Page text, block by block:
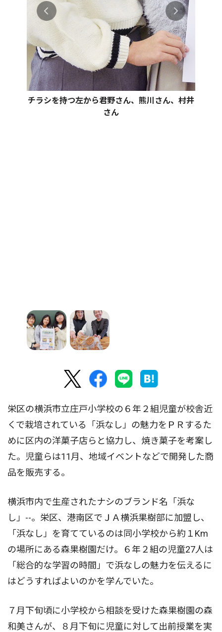
チラシを持つ左から君野さん、熊川さん、村井
さん
栄区の横浜市立庄戸小学校の６年２組児童が校舎近
くで栽培されている「浜なし」の魅力をＰＲするた
めに区内の洋菓子店らと協力し、焼き菓子を考案し
た。児童らは11月、地域イベントなどで開発した商
品を販売する。
横浜市内で生産されたナシのブランド名「浜な
し」--。栄区、港南区でＪＡ横浜果樹部に加盟し、
「浜なし」を育てているのは同小学校から約１Km
の場所にある森果樹園だけ。６年２組の児童27人は
「総合的な学習の時間」で浜なしの魅力を伝えるに
はどうすればよいのかを学んでいた。
７月下旬頃に小学校から相談を受けた森果樹園の森
和美さんが、８月下旬に児童に対して出前授業を実